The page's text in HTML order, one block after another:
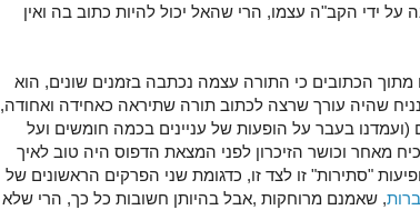
ידי הקב"ה עצמו, הרי שהאל יכול להיות כתוב בה ואין
מתוך הכתובים כי התורה עצמה נכתבה בזמנים שונים, הוא
שהיה עורך שרצה לכתוב תורה שתיראה כאחידה ואחודה,
(ועמדנו בעבר על הופעות של עניינים בכמה חומשים ועל
מאחר וכושר הזיכרון לפני המצאת הדפוס היה טוב לאיך
"סתירות" זו לצד זו, כדגומת שני הפרקים הראשונים של
, שאמנם מרוחקות ,אבל בהיותן חשובות כל כך, הרי שלא